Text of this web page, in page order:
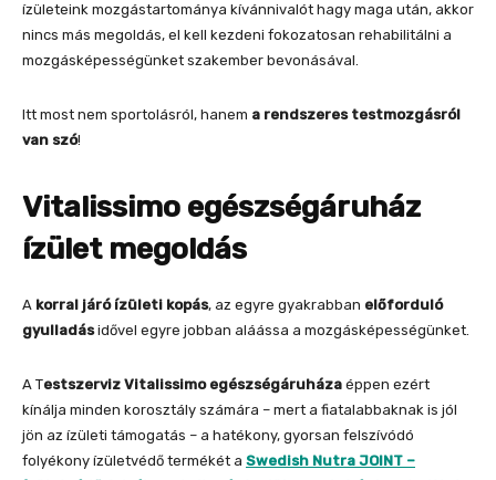
ízületeink mozgástartománya kívánnivalót hagy maga után, akkor
nincs más megoldás, el kell kezdeni fokozatosan rehabilitálni a
mozgásképességünket szakember bevonásával.
Itt most nem sportolásról, hanem a rendszeres testmozgásról
van szó!
Vitalissimo egészségáruház
ízület megoldás
A korral járó ízületi kopás, az egyre gyakrabban előforduló
gyulladásidővel egyre jobban aláássa a mozgásképességünket.
A Testszerviz Vitalissimo egészségáruháza éppen ezért
kínálja minden korosztály számára – mert a fiatalabbaknak is jól
jön az ízületi támogatás – a hatékony, gyorsan felszívódó
folyékony ízületvédő termékét a Swedish Nutra JOINT –